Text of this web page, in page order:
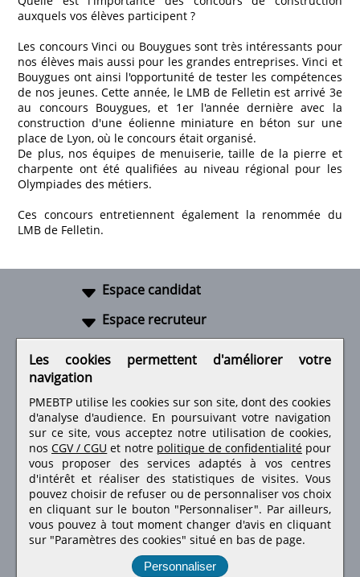
auxquels vos élèves participent ?
Les concours Vinci ou Bouygues sont très intéressants pour
nos élèves mais aussi pour les grandes entreprises. Vinci et
Bouygues ont ainsi l'opportunité de tester les compétences
de nos jeunes. Cette année, le LMB de Felletin est arrivé 3e
au concours Bouygues, et 1er l'année dernière avec la
construction d'une éolienne miniature en béton sur une
place de Lyon, où le concours était organisé.
De plus, nos équipes de menuiserie, taille de la pierre et
charpente ont été qualifiées au niveau régional pour les
Olympiades des métiers.
Ces concours entretiennent également la renommée du
LMB de Felletin.
Espace candidat
Espace recruteur
Retrouvez-nous sur les réseaux sociaux
Les cookies permettent d'améliorer votre
navigation
PMEBTP utilise les cookies sur son site, dont des cookies
d'analyse d'audience. En poursuivant votre navigation
sur ce site, vous acceptez notre utilisation de cookies,
nos CGV / CGU et notre politique de confidentialité pour
vous proposer des services adaptés à vos centres
d'intérêt et réaliser des statistiques de visites.Vous
pouvez choisir de refuser ou de personnaliser vos choix
en cliquant sur le bouton "Personnaliser". Par ailleurs,
vous pouvez à tout moment changer d'avis en cliquant
sur "Paramètres des cookies" situé en bas de page.
Personnaliser